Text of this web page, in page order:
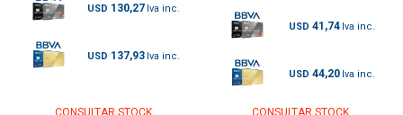
USD 130,27
USD 137,93
CONSULTAR STOCK
USD 41,74
USD 44,20
CONSULTAR STOCK